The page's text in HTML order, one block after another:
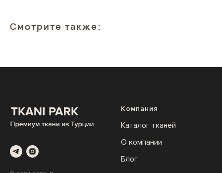
Смотрите также:
Компания
Каталог тканей
О компании
Блог